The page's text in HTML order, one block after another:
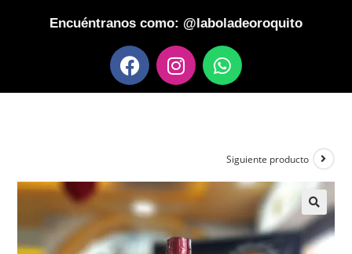
Encuéntranos como: @laboladeoroquito
Siguiente producto